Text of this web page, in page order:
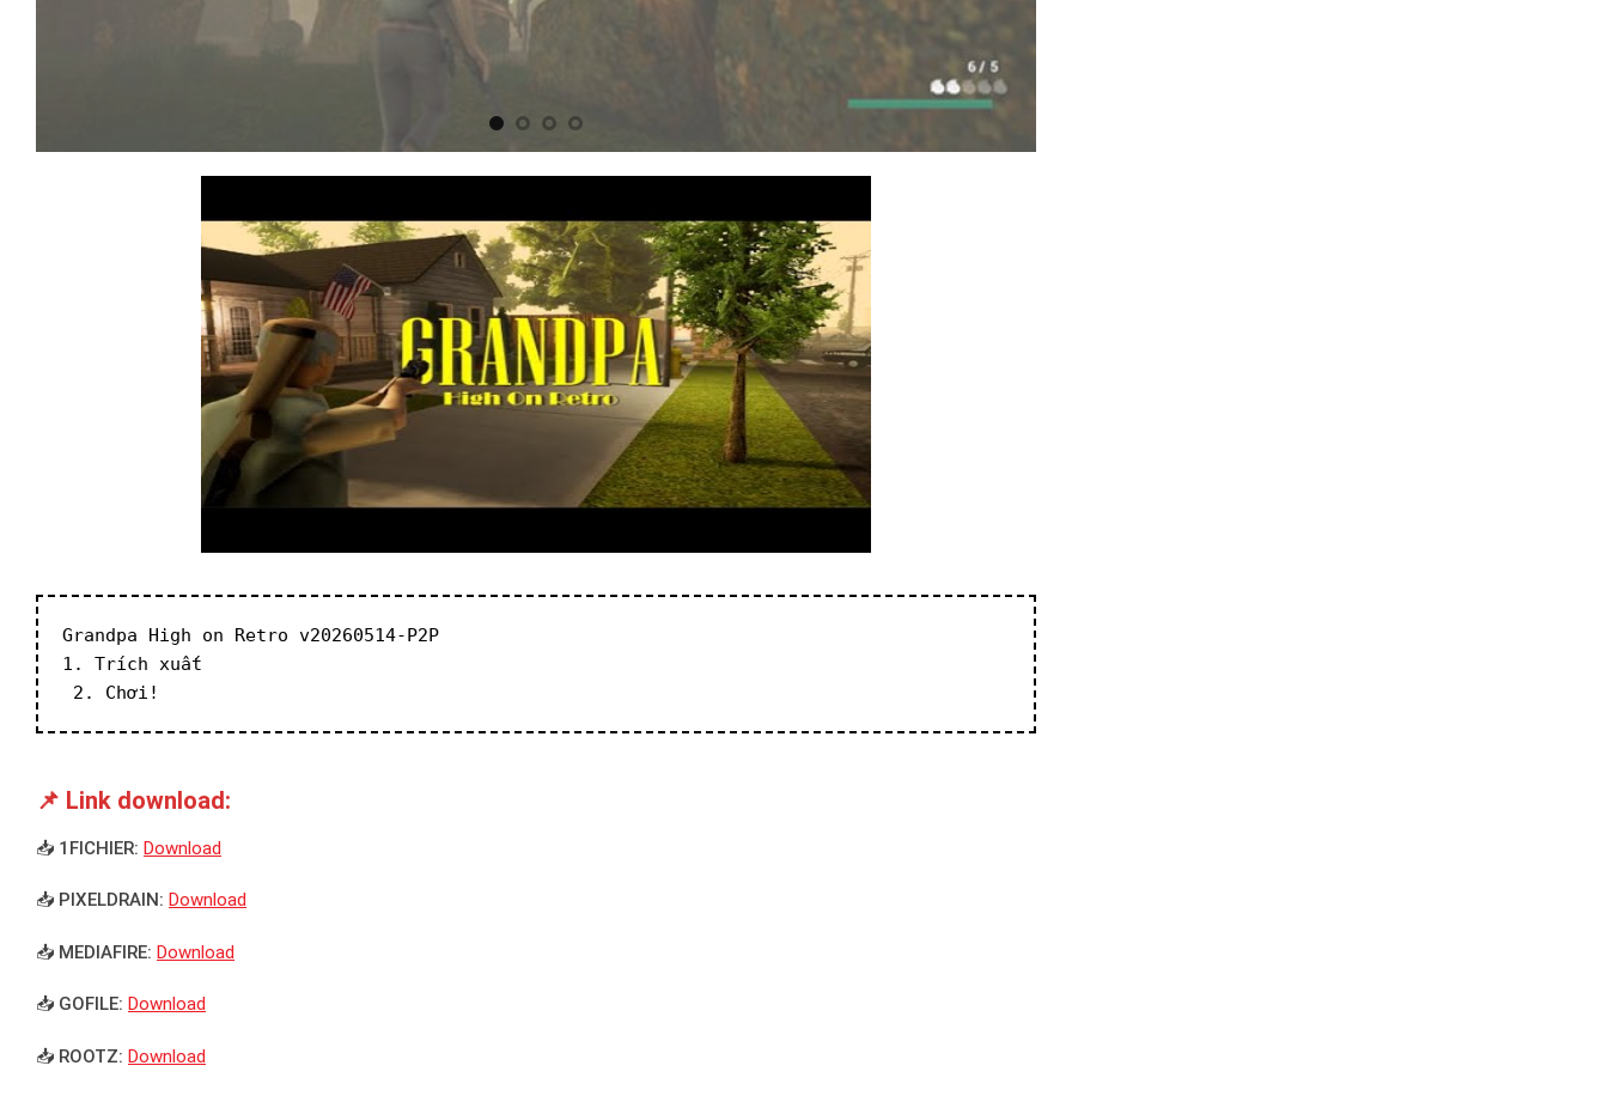
Grandpa High on Retro v20260514-P2P
1. Trích xuất
2. Chơi!
📌 Link download:
📥 1FICHIER: Download
📥 PIXELDRAIN: Download
📥 MEDIAFIRE: Download
📥 GOFILE: Download
📥 ROOTZ: Download